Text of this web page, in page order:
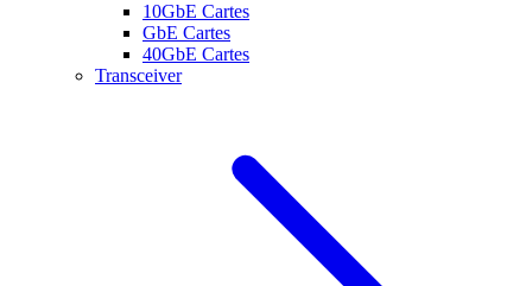
10GbE Cartes
GbE Cartes
40GbE Cartes
Transceiver